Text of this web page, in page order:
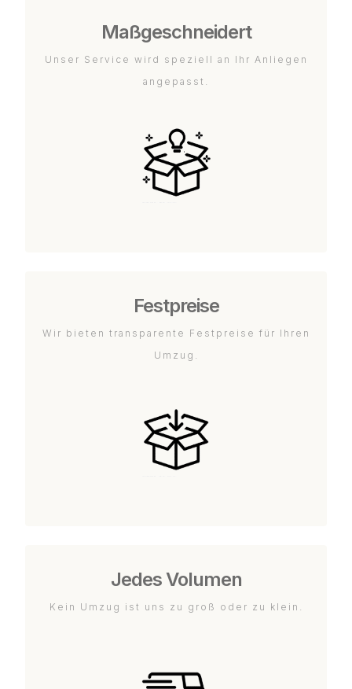
Maßgeschneidert
Unser Service wird speziell an Ihr Anliegen
angepasst.
Festpreise
Wir bieten transparente Festpreise für Ihren
Umzug.
Jedes Volumen
Kein Umzug ist uns zu groß oder zu klein.